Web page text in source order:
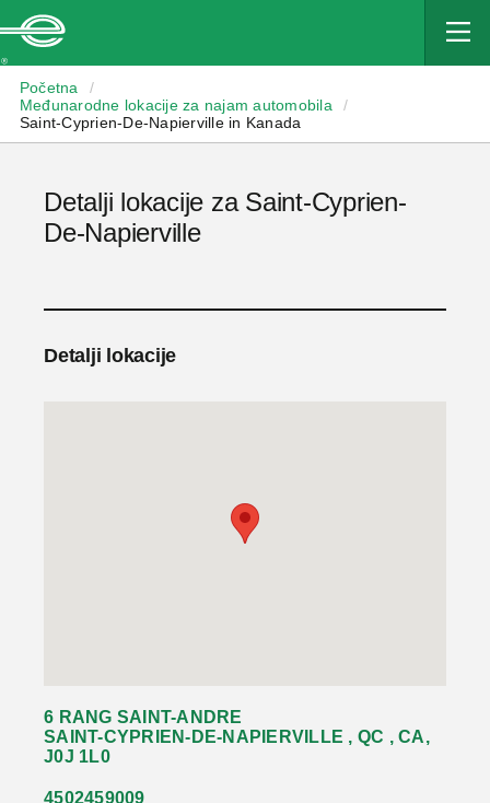
Početna
/
Međunarodne lokacije za najam automobila
/
Saint-Cyprien-De-Napierville in Kanada
Detalji lokacije za Saint-Cyprien-
De-Napierville
Detalji lokacije
6 RANG SAINT-ANDRE
SAINT-CYPRIEN-DE-NAPIERVILLE , QC , CA,
J0J 1L0
4502459009